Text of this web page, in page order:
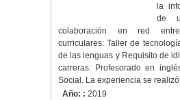
la
de
colaboración en red
curriculares: Taller de
de las lenguas y Requisito de
carreras: Profesorado en
Social. La experiencia se
Año: : 2019